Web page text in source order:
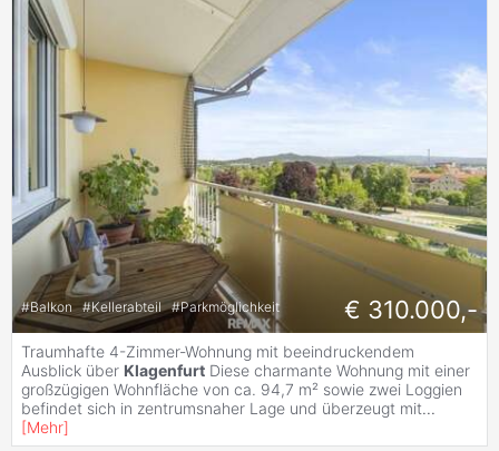
#Balkon #Kellerabteil #Parkmöglichkeit € 310.000,-
Traumhafte 4-Zimmer-Wohnung mit beeindruckendem
Ausblick über Klagenfurt Diese charmante Wohnung mit einer
großzügigen Wohnfläche von ca. 94,7 m² sowie zwei Loggien
befindet sich in zentrumsnaher Lage und überzeugt mit...
[Mehr]